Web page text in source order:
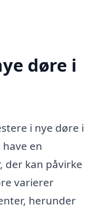
døre i
i nye døre i
en
der kan påvirke
varierer
herunder